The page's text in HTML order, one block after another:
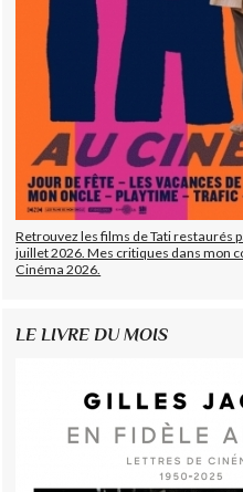
Retrouvez les films de Tati restaurés
juillet 2026. Mes critiques dans mon
Cinéma 2026.
LE LIVRE DU MOIS